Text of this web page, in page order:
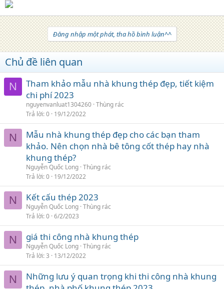
Đăng nhập một phát, tha hồ bình luận^^
Chủ đề liên quan
N
Tham khảo mẫu nhà khung thép đẹp, tiết kiệm
chi phí 2023
nguyenvanluat1304260 Thùng rác
Trả lời 0 19/12/2022
N
Mẫu nhà khung thép đẹp cho các bạn tham
khảo. Nên chọn nhà bê tông cốt thép hay nhà
khung thép?
Nguyễn Quốc Long Thùng rác
Trả lời 0 19/12/2022
N Kết cấu thép 2023
Nguyễn Quốc Long Thùng rác
Trả lời 0 6/2/2023
N giá thi công nhà khung thép
Nguyễn Quốc Long Thùng rác
Trả lời 3 13/12/2022
N
Những lưu ý quan trọng khi thi công nhà khung